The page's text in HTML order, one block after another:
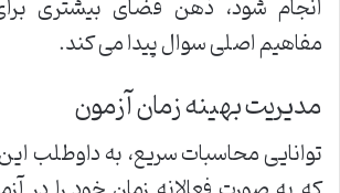
مفاهیم اصلی سوال پیدا می کند.
مدیریت بهینه زمان آزمون
توانایی محاسبات سریع، به داوطلب